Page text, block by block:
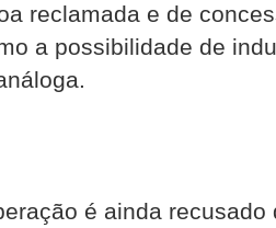
reclamada e de
a possibilidade de
é ainda recusado